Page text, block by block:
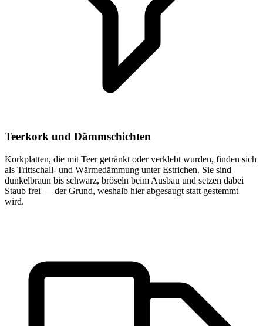
Teerkork und Dämmschichten
Korkplatten, die mit Teer getränkt oder verklebt wurden, finden sich
als Trittschall- und Wärmedämmung unter Estrichen. Sie sind
dunkelbraun bis schwarz, bröseln beim Ausbau und setzen dabei
Staub frei — der Grund, weshalb hier abgesaugt statt gestemmt
wird.